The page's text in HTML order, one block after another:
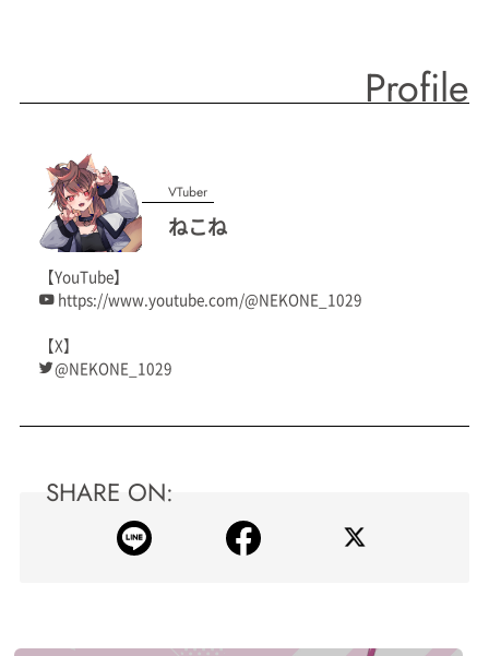
Profile
VTuber
ねこね
【YouTube】
https://www.youtube.com/@NEKONE_1029
【X】
@NEKONE_1029
SHARE ON: